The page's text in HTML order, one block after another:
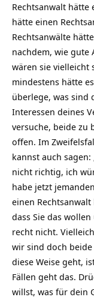
Rechtsanwalt
hätte einen
Rechtsanwälte
nachdem, wie gute
wären sie vielleicht
mindestens hätte
überlege, was sind
Interessen deines
versuche, beide zu
offen. Im
kannst auch
nicht richtig, ich
habe jetzt
einen
dass Sie das
recht nicht.
wir sind doch
diese Weise geht,
Fällen geht das.
willst, was für dein